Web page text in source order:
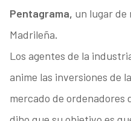
Pentagrama, un lugar de
Madrileña.
Los agentes de la
anime las inversiones de
mercado de ordenadores